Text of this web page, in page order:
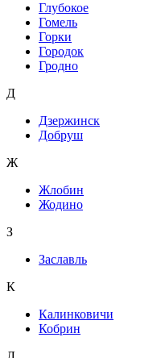
Глубокое
Гомель
Горки
Городок
Гродно
Д
Дзержинск
Добруш
Ж
Жлобин
Жодино
З
Заславль
К
Калинковичи
Кобрин